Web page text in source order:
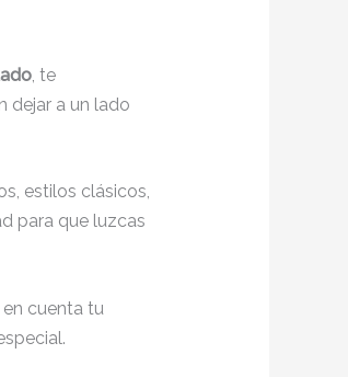
, te
dejar a un lado
estilos clásicos,
para que luzcas
cuenta tu